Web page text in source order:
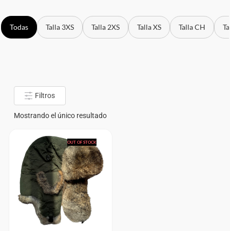
Todas Talla 3XS Talla 2XS Talla XS Talla CH
Filtros
Mostrando el único resultado
OUT OF STOCK